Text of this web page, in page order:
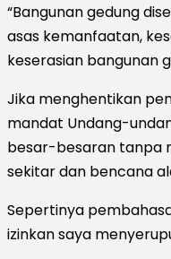
“Bangunan gedung
asas kemanfaatan,
keserasian bangunan
Jika menghentikan
mandat Undang-
besar-besaran tanpa
sekitar dan bencana
Sepertinya
izinkan saya